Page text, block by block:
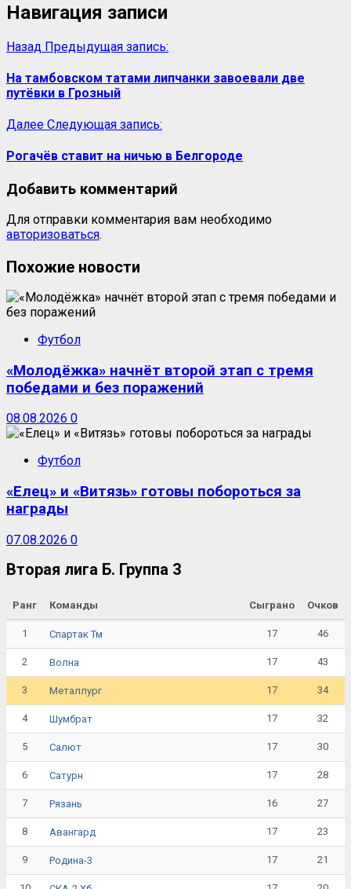
Навигация записи
Назад Предыдущая запись:
На тамбовском татами липчанки завоевали две
путёвки в Грозный
Далее Следующая запись:
Рогачёв ставит на ничью в Белгороде
Добавить комментарий
Для отправки комментария вам необходимо
авторизоваться.
Похожие новости
Футбол
«Молодёжка» начнёт второй этап с тремя
победами и без поражений
08.08.2026 0
Футбол
«Елец» и «Витязь» готовы побороться за
награды
07.08.2026 0
Вторая лига Б. Группа 3
Ранг Команды Сыграно Очков
1 Спартак Тм 17 46
2 Волна 17 43
3 Металлург 17 34
4 Шумбрат 17 32
5 Салют 17 30
6 Сатурн 17 28
7 Рязань 16 27
8 Авангард 17 23
9 Родина-3 17 21